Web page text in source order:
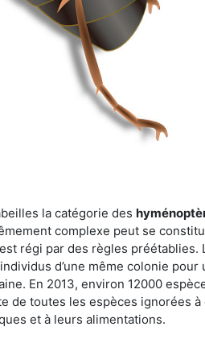
la catégorie des
complexe peut se
régi par des règles préétablies.
d’une même colonie pour
En 2013, environ 12000
de toutes les espèces ignorées
et à leurs alimentations.